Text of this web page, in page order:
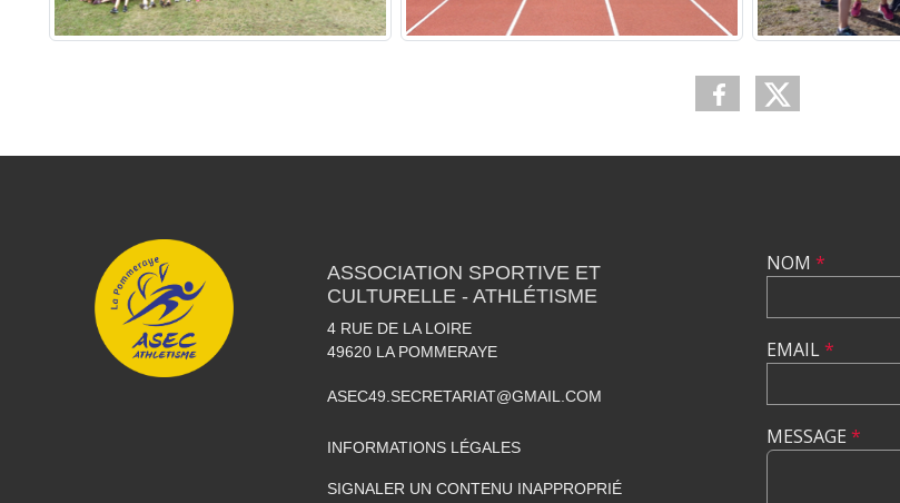
ASSOCIATION SPORTIVE ET
CULTURELLE - ATHLÉTISME
4 RUE DE LA LOIRE
49620 LA POMMERAYE
ASEC49.SECRETARIAT@GMAIL.COM
INFORMATIONS LÉGALES
SIGNALER UN CONTENU INAPPROPRIÉ
NOM *
EMAIL*
MESSAGE *